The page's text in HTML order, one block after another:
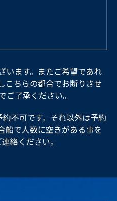
います。またご希望であれ
こちらの都合でお断りさせ
ご了承ください。
不可です。それ以外は予約
で人数に空きがある事を
絡ください。